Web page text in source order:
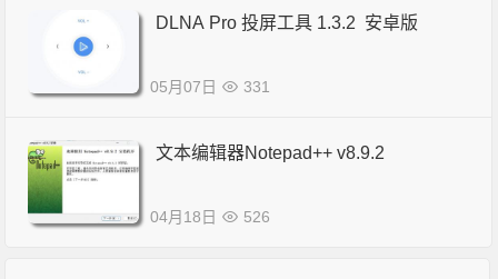
DLNA Pro 投屏工具 1.3.2 安卓版
05月07日 331
文本编辑器Notepad++ v8.9.2
04月18日 526